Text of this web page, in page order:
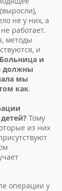
не у них, а
работает.
методы
и
Больница и
должны
мы
как.
То­му
из них
операции у